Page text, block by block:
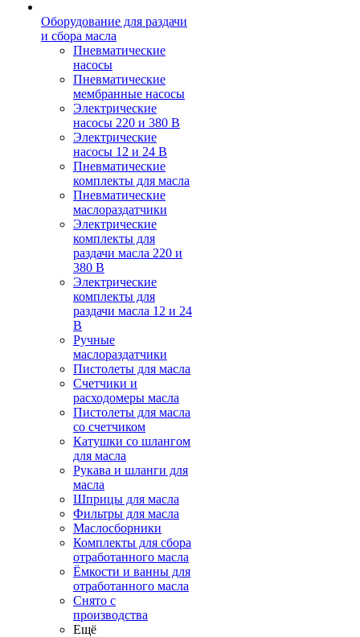
Оборудование для раздачи
и сбора масла
Пневматические
насосы
Пневматические
мембранные насосы
Электрические
насосы 220 и 380 В
Электрические
насосы 12 и 24 В
Пневматические
комплекты для масла
Пневматические
маслораздатчики
Электрические
комплекты для
раздачи масла 220 и
380 В
Электрические
комплекты для
раздачи масла 12 и 24
В
Ручные
маслораздатчики
Пистолеты для масла
Счетчики и
расходомеры масла
Пистолеты для масла
со счетчиком
Катушки со шлангом
для масла
Рукава и шланги для
масла
Шприцы для масла
Фильтры для масла
Маслосборники
Комплекты для сбора
отработанного масла
Ёмкости и ванны для
отработанного масла
Снято с
производства
Ещё